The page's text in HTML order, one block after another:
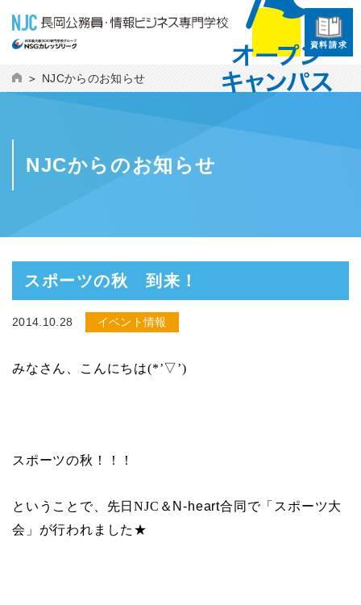
資料請求
NJCからのお知らせ
NJCからのお知らせ
スポーツの秋 到来！
2014.10.28 イベント情報
みなさん、こんにちは(*’▽’)
スポーツの秋！！！
ということで、先日NJC ＆ N-heart合同で「スポーツ大
会」が行われました★